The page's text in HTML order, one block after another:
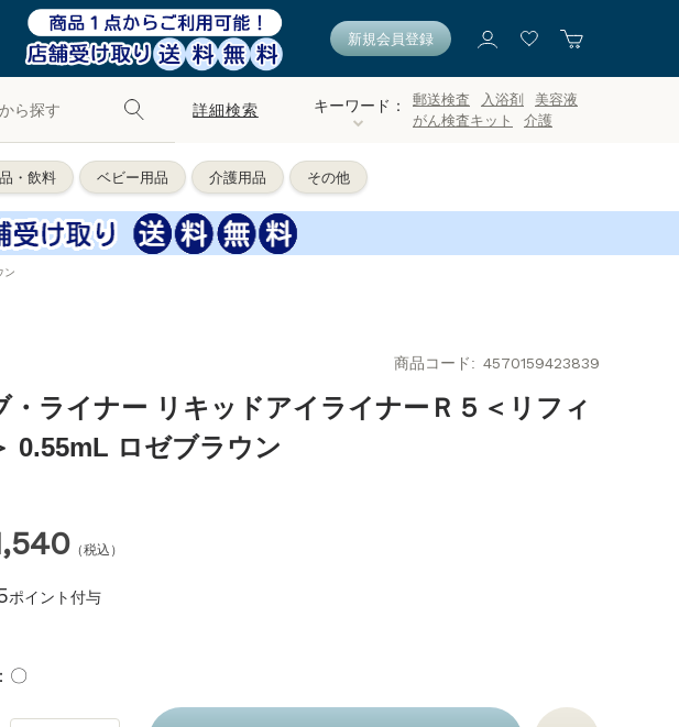
新規会員登録
詳細検索 キーワード： 郵送検査 入浴剤
美容液
がん検査キット
介護
・飲料 ベビー用品 介護用品 その他
ン
商品コード 4570159423839
・ライナー リキッドアイライナーＲ５＜リフィ
0.55mL ロゼブラウン
（税込）
ポイント付与
〇